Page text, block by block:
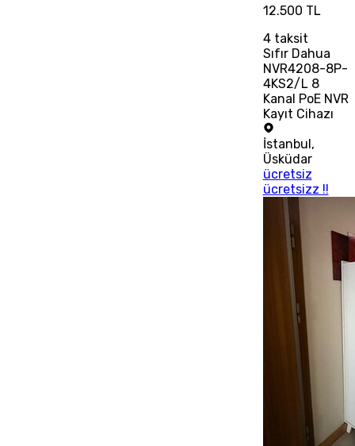
12.500 TL
4taksit
Sıfır Dahua
NVR4208-8P-
4KS2/L 8
Kanal PoE NVR
Kayıt Cihazı
İstanbul,
Üsküdar
ücretsiz
ücretsizz !!